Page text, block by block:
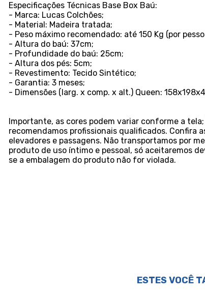
Especificações Técnicas Base Box Baú:
- Marca: Lucas Colchões;
- Material: Madeira tratada;
- Peso máximo recomendado: até 150 Kg (por
- Altura do baú: 37cm;
- Profundidade do baú: 25cm;
- Altura dos pés: 5cm;
- Revestimento: Tecido Sintético;
- Garantia: 3 meses;
- Dimensões (larg. x comp. x alt.) Queen:
Importante, as cores podem variar conforme a
recomendamos profissionais qualificados. Confira
elevadores e passagens. Não transportamos por
produto de uso íntimo e pessoal, só aceitaremos
se a embalagem do produto não for violada.
ESTES VOCÊ